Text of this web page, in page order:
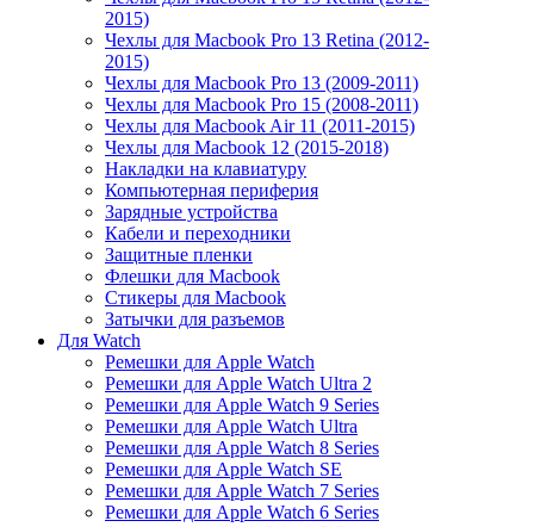
2015)
Чехлы для Macbook Pro 13 Retina (2012-
2015)
Чехлы для Macbook Pro 13 (2009-2011)
Чехлы для Macbook Pro 15 (2008-2011)
Чехлы для Macbook Air 11 (2011-2015)
Чехлы для Macbook 12 (2015-2018)
Накладки на клавиатуру
Компьютерная периферия
Зарядные устройства
Кабели и переходники
Защитные пленки
Флешки для Macbook
Стикеры для Macbook
Затычки для разъемов
Для Watch
Ремешки для Apple Watch
Ремешки для Apple Watch Ultra 2
Ремешки для Apple Watch 9 Series
Ремешки для Apple Watch Ultra
Ремешки для Apple Watch 8 Series
Ремешки для Apple Watch SE
Ремешки для Apple Watch 7 Series
Ремешки для Apple Watch 6 Series